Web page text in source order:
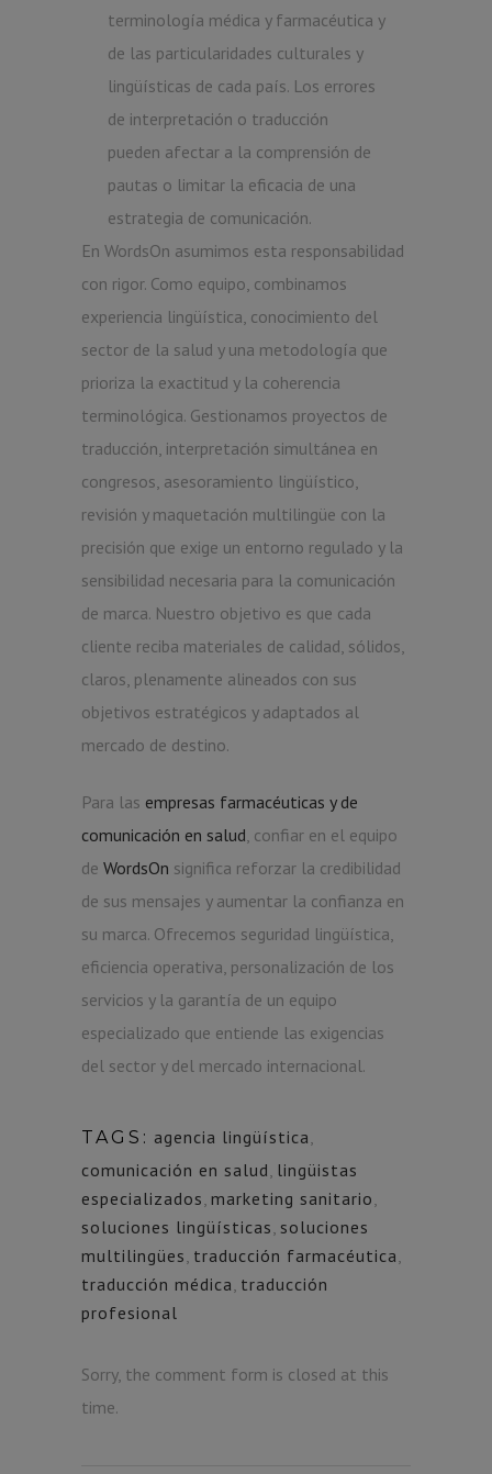
terminología médica y farmacéutica y
de las particularidades culturales y
lingüísticas de cada país. Los errores
de interpretación o traducción
pueden afectar a la comprensión de
pautas o limitar la eficacia de una
estrategia de comunicación.
En WordsOn asumimos esta responsabilidad
con rigor. Como equipo, combinamos
experiencia lingüística, conocimiento del
sector de la salud y una metodología que
prioriza la exactitud y la coherencia
terminológica. Gestionamos proyectos de
traducción, interpretación simultánea en
congresos, asesoramiento lingüístico,
revisión y maquetación multilingüe con la
precisión que exige un entorno regulado y la
sensibilidad necesaria para la comunicación
de marca. Nuestro objetivo es que cada
cliente reciba materiales de calidad, sólidos,
claros, plenamente alineados con sus
objetivos estratégicos y adaptados al
mercado de destino.
Para las empresas farmacéuticas y de
comunicación en salud, confiar en el equipo
de WordsOn significa reforzar la credibilidad
de sus mensajes y aumentar la confianza en
su marca. Ofrecemos seguridad lingüística,
eficiencia operativa, personalización de los
servicios y la garantía de un equipo
especializado que entiende las exigencias
del sector y del mercado internacional.
TAGS: agencia lingüística,
comunicación en salud, lingüistas
especializados, marketing sanitario,
soluciones lingüísticas, soluciones
multilingües, traducción farmacéutica,
traducción médica, traducción
profesional
Sorry, the comment form is closed at this
time.